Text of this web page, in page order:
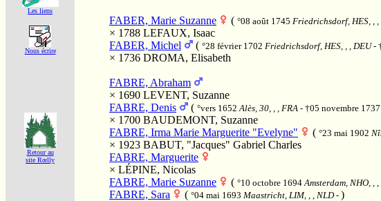
Les liens
Nous écrire
Retour au
site Rœlly
FABER, Marie Suzanne ( °08 août 1745 Friedrichsdorf, HES, , ,
× 1788 LEFAUX, Isaac
FABER, Michel
( °28 février 1702 Friedrichsdorf, HES, , , DEU-
× 1736 DROMA, Elisabeth
FABRE, Abraham
× 1690 LEVENT, Suzanne
FABRE, Denis
( °vers 1652 Alès, 30, , , FRA - †05 novembre 1737
× 1700 BAUDEMONT, Suzanne
FABRE, Irma Marie Marguerite "Evelyne"
( °23 mai 1902
× 1923 BABUT, "Jacques" Gabriel Charles
FABRE, Marguerite
× LÉPINE, Nicolas
FABRE, Marie Suzanne
( °10 octobre 1694 Amsterdam, NHO, ,
FABRE, Sara
( °04 mai 1693 Maastricht, LIM, , , NLD- )